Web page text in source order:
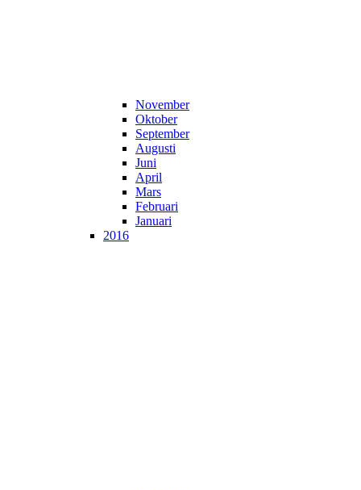
November
Oktober
September
Augusti
Juni
April
Mars
Februari
Januari
2016